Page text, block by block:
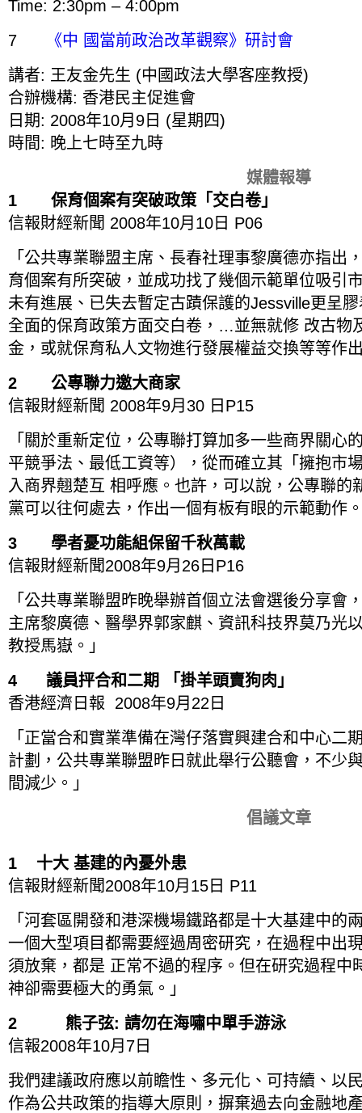
Time: 2:30pm – 4:00pm
7
《中 國當前政治改革觀察》研討會
講者: 王友金先生 (中國政法大學客座教授)
合辦機構: 香港民主促進會
日期: 2008年10月9日 (星期四)
時間: 晚上七時至九時
媒體報導
1 保育個案有突破政策「交白卷」
信報財經新聞 2008年10月10日 P06
「公共專業聯盟主席、長春社理事黎廣德亦指出
育個案有所突破，並成功找了幾個示範單位吸引
未有進展、已失去暫定古蹟保護的Jessville更呈
全面的保育政策方面交白卷，…並無就修 改古物
金，或就保育私人文物進行發展權益交換等等作
2 公專聯力邀大商家
信報財經新聞 2008年9月30 日P15
「關於重新定位，公專聯打算加多一些商界關心
平競爭法、最低工資等），從而確立其「擁抱市
入商界翹楚互 相呼應。也許，可以說，公專聯的
黨可以往何處去，作出一個有板有眼的示範動作
3 學者憂功能組保留千秋萬載
信報財經新聞2008年9月26日P16
「公共專業聯盟昨晚舉辦首個立法會選後分享會
主席黎廣德、醫學界郭家麒、資訊科技界莫乃光
教授馬嶽。」
4 議員抨合和二期 「掛羊頭賣狗肉」
香港經濟日報 2008年9月22日
「正當合和實業準備在灣仔落實興建合和中心二
計劃，公共專業聯盟昨日就此舉行公聽會，不少
間減少。」
倡議文章
1 十大 基建的內憂外患
信報財經新聞2008年10月15日 P11
「河套區開發和港深機場鐵路都是十大基建中的
一個大型項目都需要經過周密研究，在過程中出
須放棄，都是 正常不過的程序。但在研究過程中
神卻需要極大的勇氣。」
2 熊子弦: 請勿在海嘯中單手游泳
信報2008年10月7日
我們建議政府應以前瞻性、多元化、可持續、以
作為公共政策的指導大原則，摒棄過去向金融地